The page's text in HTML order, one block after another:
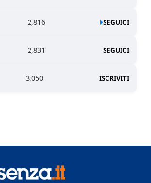
2,816 SEGUICI
2,831 SEGUICI
3,050 ISCRIVITI